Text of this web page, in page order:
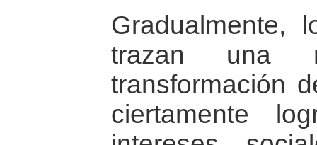
Gradualmente,
trazan una
transformación
ciertamente